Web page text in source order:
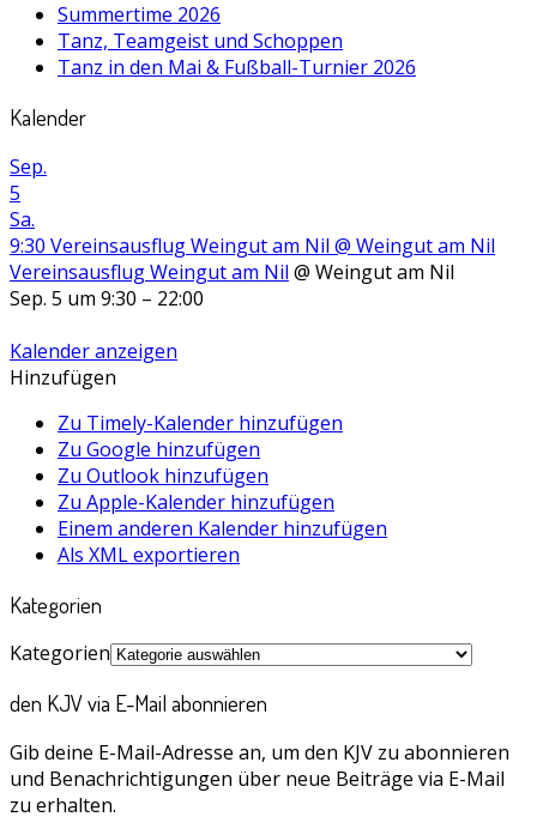
Summertime 2026
Tanz, Teamgeist und Schoppen
Tanz in den Mai & Fußball-Turnier 2026
Kalender
Sep.
5
Sa.
9:30 Vereinsausflug Weingut am Nil @ Weingut am Nil
Vereinsausflug Weingut am Nil @ Weingut am Nil
Sep. 5 um 9:30 – 22:00
Kalender anzeigen
Hinzufügen
Zu Timely-Kalender hinzufügen
Zu Google hinzufügen
Zu Outlook hinzufügen
Zu Apple-Kalender hinzufügen
Einem anderen Kalender hinzufügen
Als XML exportieren
Kategorien
Kategorien
den KJV via E-Mail abonnieren
Gib deine E-Mail-Adresse an, um den KJV zu abonnieren
und Benachrichtigungen über neue Beiträge via E-Mail
zu erhalten.